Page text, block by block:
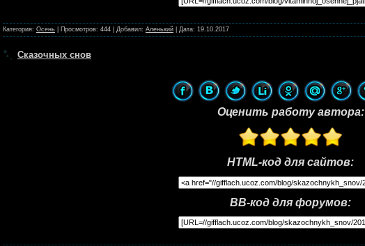
Категория: Осень Просмотров: 444 Добавил: Аленький Дата: 19.10.2017
Сказочных снов
Оценить работу автора:
HTML-код для сайтов:
BB-код для форумов: